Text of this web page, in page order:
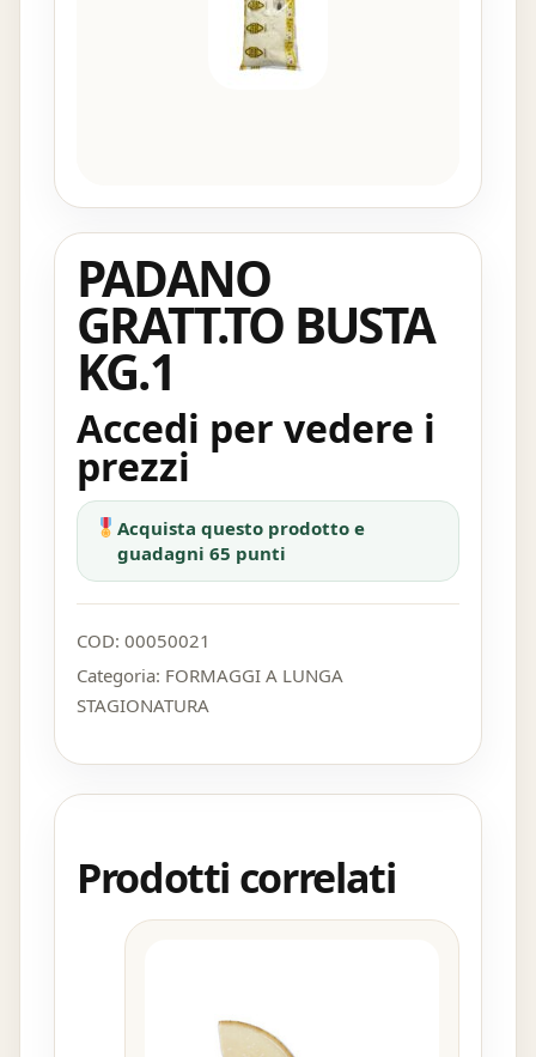
PADANO
GRATT.TO BUSTA
KG.1
Accedi per vedere i
prezzi
Acquista questo prodotto e
guadagni 65 punti
COD: 00050021
Categoria: FORMAGGI A LUNGA
STAGIONATURA
Prodotti correlati